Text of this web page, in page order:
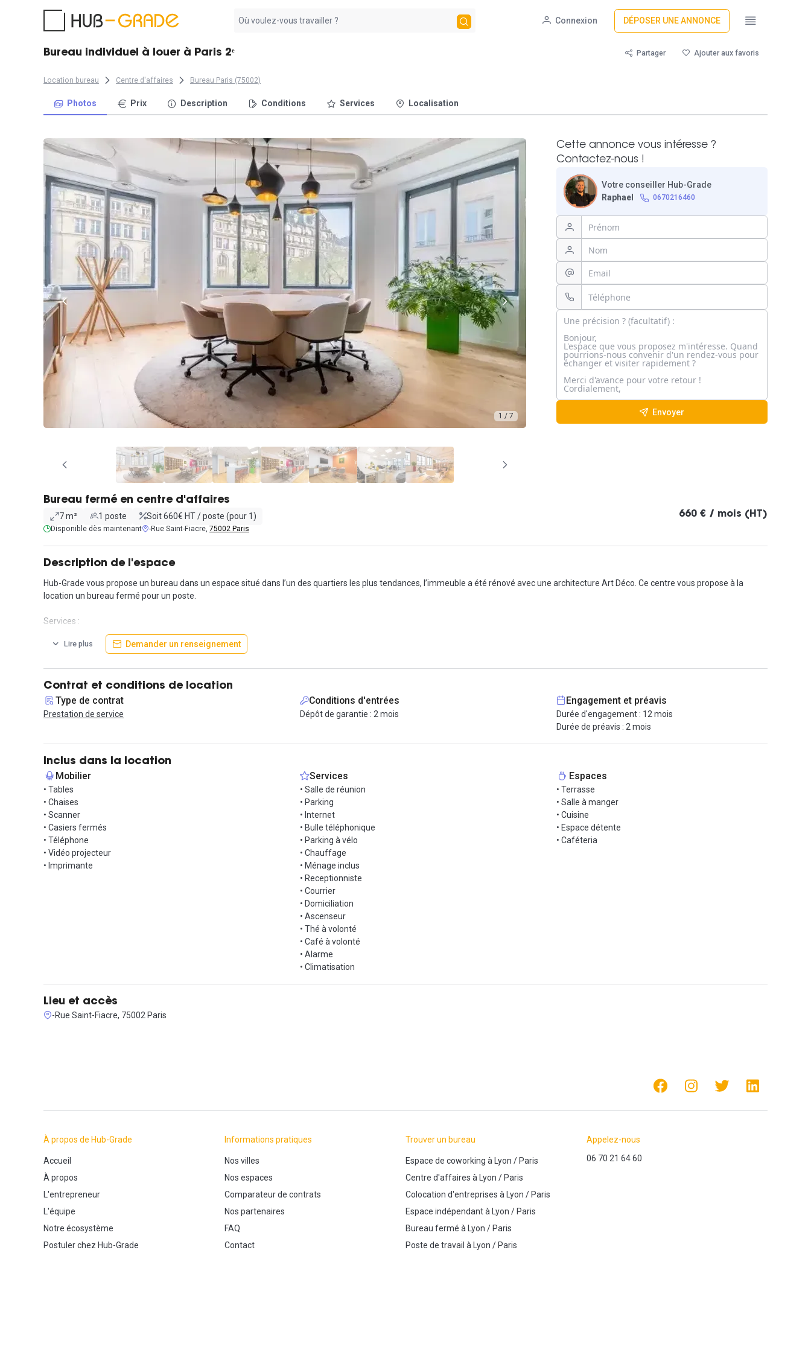
résultat
Connexion DÉPOSER UNE ANNONCE
Bureau individuel à louer à Paris 2ᵉ Partager Ajouter aux favoris
Location bureau Centre d'affaires Bureau Paris (75002)
Photos Prix Description Conditions Services Localisation
1 / 7
Cette annonce vous intéresse ?
Contactez-nous !
Votre conseiller Hub-Grade
Raphael
0670216460
Envoyer
Bureau fermé en centre d'affaires
7 m² 1 poste Soit 660€ HT / poste (pour 1)
Disponible dès maintenant -Rue Saint-Fiacre, 75002 Paris
660 € / mois (HT)
Description de l'espace
Hub-Grade vous propose un bureau dans un espace situé dans l’un des quartiers les plus tendances, l’immeuble a été rénové avec une architecture Art Déco. Ce centre vous propose à la
location un bureau fermé pour un poste.
Services :
- lignes et appareils téléphoniques
- Accès à un espace détente (cuisine, thés, cafés)
- Utilisation d'une imprimante, scanner et photocopieuse.
- Le loyer inclut toutes les charges
Contactez nous pour une visite !
Lire plus Demander un renseignement
Contrat et conditions de location
Type de contrat
Prestation de service
Conditions d'entrées
Dépôt de garantie : 2 mois
Engagement et préavis
Durée d'engagement : 12 mois
Durée de préavis : 2 mois
Inclus dans la location
Mobilier
• Tables
• Chaises
• Scanner
• Casiers fermés
• Téléphone
• Vidéo projecteur
• Imprimante
Services
• Salle de réunion
• Parking
• Internet
• Bulle téléphonique
• Parking à vélo
• Chauffage
• Ménage inclus
• Receptionniste
• Courrier
• Domiciliation
• Ascenseur
• Thé à volonté
• Café à volonté
• Alarme
• Climatisation
Espaces
• Terrasse
• Salle à manger
• Cuisine
• Espace détente
• Caféteria
Lieu et accès
-Rue Saint-Fiacre, 75002 Paris
À propos de Hub-Grade
Accueil
À propos
L'entrepreneur
L'équipe
Notre écosystème
Postuler chez Hub-Grade
Informations pratiques
Nos villes
Nos espaces
Comparateur de contrats
Nos partenaires
FAQ
Contact
Trouver un bureau
Espace de coworking à Lyon /Paris
Centre d'affaires à Lyon /Paris
Colocation d'entreprises à Lyon /Paris
Espace indépendantà Lyon /Paris
Bureau fermé à Lyon /Paris
Poste de travail à Lyon /Paris
Appelez-nous
06 70 21 64 60